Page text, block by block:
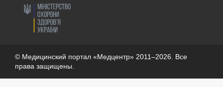
© Медицинский портал «Медцентр» 2011–2026. Все
права защищены.